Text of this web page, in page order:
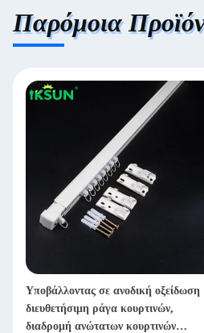
Παρόμοια
Υποβάλλοντας σε ανοδική οξείδωση
διευθετήσιμη ράγα κουρτινών,
διαδρομή ανώτατων κουρτινών